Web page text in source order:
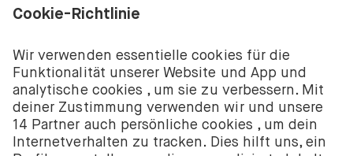
könntest deine Einlage verlieren.
von BUX B.V. bereitgestellt. BUX B.V. ist bei der
niederländischen Handelskammer registriert unter
der Nummer 58403949. BUX B.V. wird von der
Niederländischen Aufsichtsbehörde für die
Finanzmärkte (Autoriteit Financiële Markten – AFM)
autorisiert und reguliert.